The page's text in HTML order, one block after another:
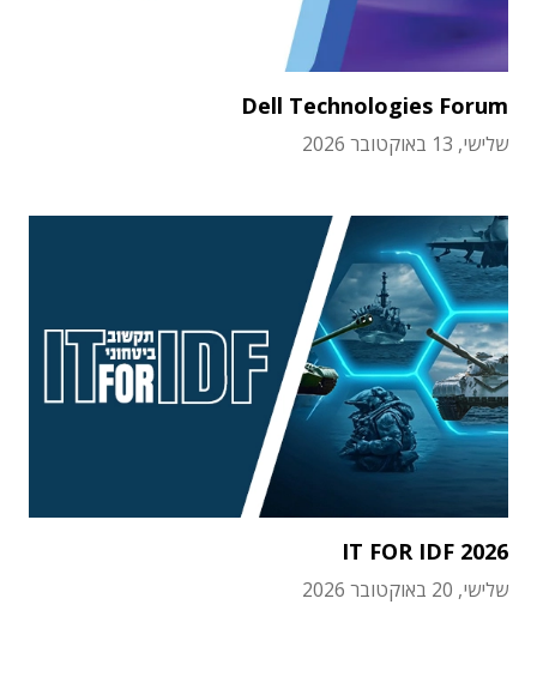
Dell Technologies Forum
שלישי, 13 באוקטובר 2026
IT FOR IDF 2026
שלישי, 20 באוקטובר 2026